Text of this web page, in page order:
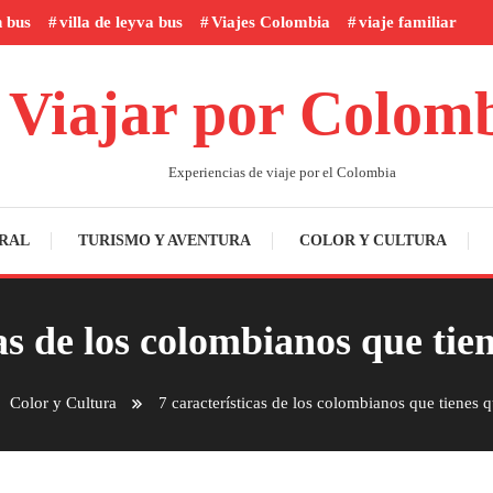
bus villa de leyva bus Viajes Colombia viaje familiar
Viajar por
Experiencias de viaje por el Colombia
TURISMO Y AVENTURA COLOR Y CULTURA
de los colombianos que
Color y Cultura 7 características de los colombianos que tienes